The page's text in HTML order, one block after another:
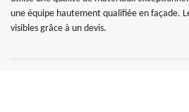
une équipe hautement qualifiée en façade.
visibles grâce à un devis.